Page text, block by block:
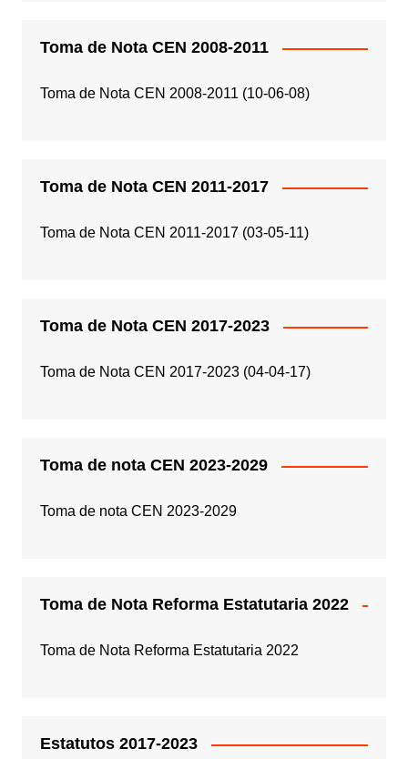
Toma de Nota CEN 2008-2011
Toma de Nota CEN 2008-2011 (10-06-08)
Toma de Nota CEN 2011-2017
Toma de Nota CEN 2011-2017 (03-05-11)
Toma de Nota CEN 2017-2023
Toma de Nota CEN 2017-2023 (04-04-17)
Toma de nota CEN 2023-2029
Toma de nota CEN 2023-2029
Toma de Nota Reforma Estatutaria 2022
Toma de Nota Reforma Estatutaria 2022
Estatutos 2017-2023